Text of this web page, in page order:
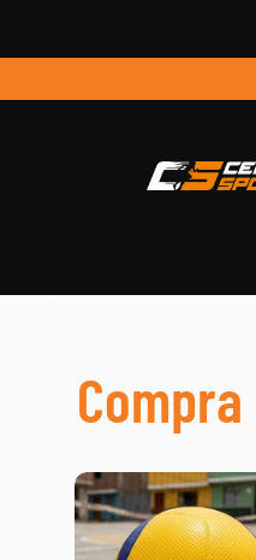
Compra